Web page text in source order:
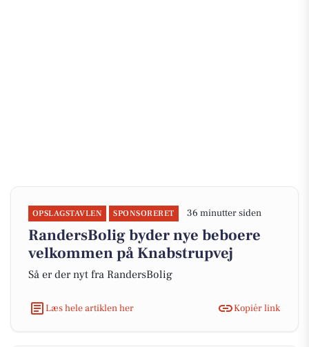
OPSLAGSTAVLEN SPONSORERET 36 minutter siden
RandersBolig byder nye beboere
velkommen på Knabstrupvej
Så er der nyt fra RandersBolig
Læs hele artiklen her Kopiér link